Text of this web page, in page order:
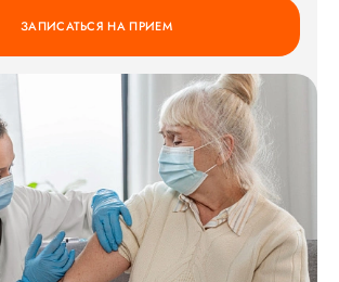
ЗАПИСАТЬСЯ НА ПРИЕМ